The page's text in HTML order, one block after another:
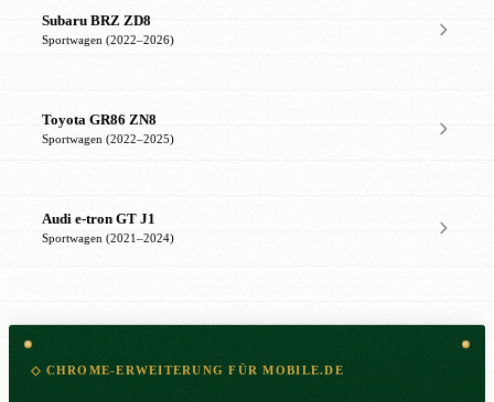
Subaru BRZ ZD8
Sportwagen (2022–2026)
Toyota GR86 ZN8
Sportwagen (2022–2025)
Audi e-tron GT J1
Sportwagen (2021–2024)
◇ CHROME-ERWEITERUNG FÜR MOBILE.DE